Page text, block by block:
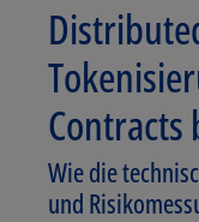
Wie die
und